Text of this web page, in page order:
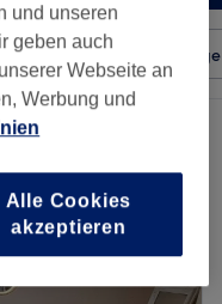
Salons
von Neu-Ulm, Bayern
und unseren
geben auch
Webseite an
Werbung und
Alle Cookies
akzeptieren